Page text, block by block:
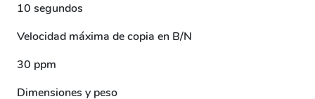
10 segundos
Velocidad máxima de copia en B/N
30 ppm
Dimensiones y peso